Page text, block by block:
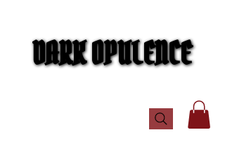
DARK OPULENCE
DARK OPULENCE